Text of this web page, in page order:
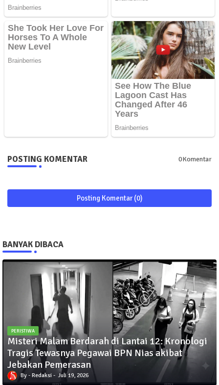
POSTING KOMENTAR 0Komentar
Posting Komentar (0)
BANYAK DIBACA
PERISTIWA
Misteri Malam Berdarah di Lantai 12: Kronologi
Tragis Tewasnya Pegawai BPN Nias akibat
Jebakan Pemerasan
Redaksi Juli 19, 2026